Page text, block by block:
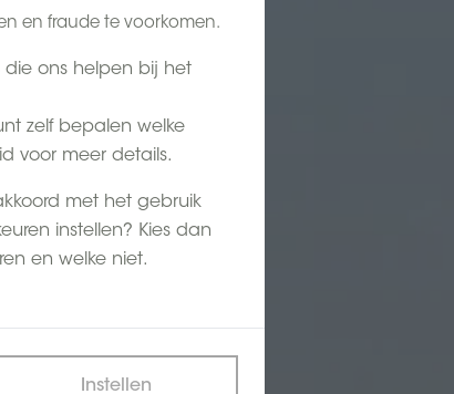
en fraude te voorkomen.
die ons helpen bij het
zelf bepalen welke
voor meer details.
met het gebruik
instellen? Kies dan
en welke niet.
Instellen